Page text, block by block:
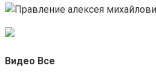
Видео Все